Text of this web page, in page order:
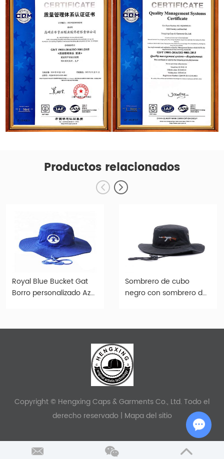
Productos relacionados
Royal Blue Bucket Gat
Borro personalizado Azul
Sombrero de cubo
negro con sombrero de
Copyright © Hengxing Caps & Garments Co., Ltd. Todo el
derecho reservado | Mapa del sitio